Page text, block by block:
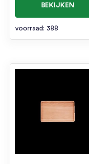
BEKIJKEN
voorraad: 388